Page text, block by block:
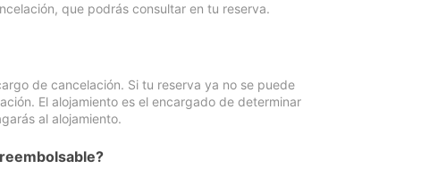
que podrás consultar en tu reserva.
de cancelación. Si tu reserva ya no se puede
El alojamiento es el encargado de determinar
al alojamiento.